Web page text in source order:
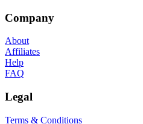
Company
About
Affiliates
Help
FAQ
Legal
Terms & Conditions